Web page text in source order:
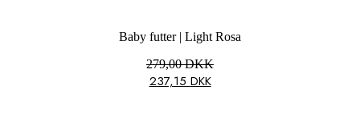
Baby futter | Light Rosa
279,00DKK
237,15 DKK